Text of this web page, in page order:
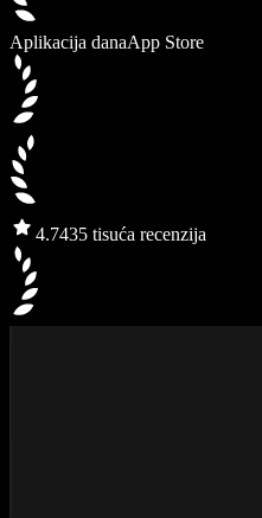
Aplikacija danaApp Store
4.7435 tisuća recenzija